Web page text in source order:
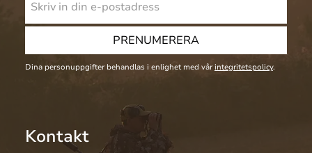
PRENUMERERA
Dina personuppgifter behandlas i enlighet med vår integritetspolicy.
Kontakt